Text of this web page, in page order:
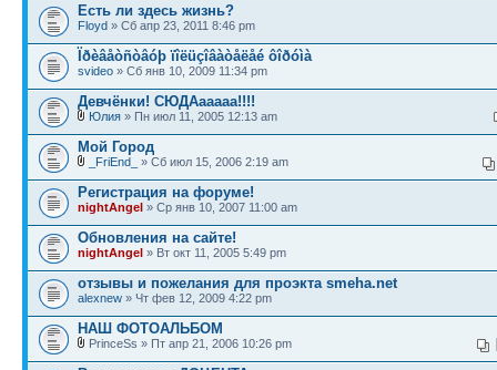
Есть ли здесь жизнь?
Floyd » Сб апр 23, 2011 8:46 pm
Ïðèâåòñòâóþ ïîëüçîâàòåëåé ôîðóìà
svideo » Сб янв 10, 2009 11:34 pm
Девчёнки! СЮДАааааа!!!!
Юлия » Пн июл 11, 2005 12:13 am
Мой Город
_FriEnd_ » Сб июл 15, 2006 2:19 am
Регистрация на форуме!
nightAngel » Ср янв 10, 2007 11:00 am
Обновления на сайте!
nightAngel » Вт окт 11, 2005 5:49 pm
отзывы и пожелания для проэкта smeha.net
alexnew » Чт фев 12, 2009 4:22 pm
НАШ ФОТОАЛЬБОМ
PrinceSs » Пт апр 21, 2006 10:26 pm